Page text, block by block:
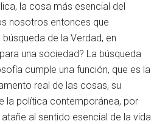
la cosa más esencial del
nosotros entonces que
de la Verdad, en
una sociedad? La búsqueda
cumple una función, que es la
real de las cosas, su
la política contemporánea, por
al sentido esencial de la vida